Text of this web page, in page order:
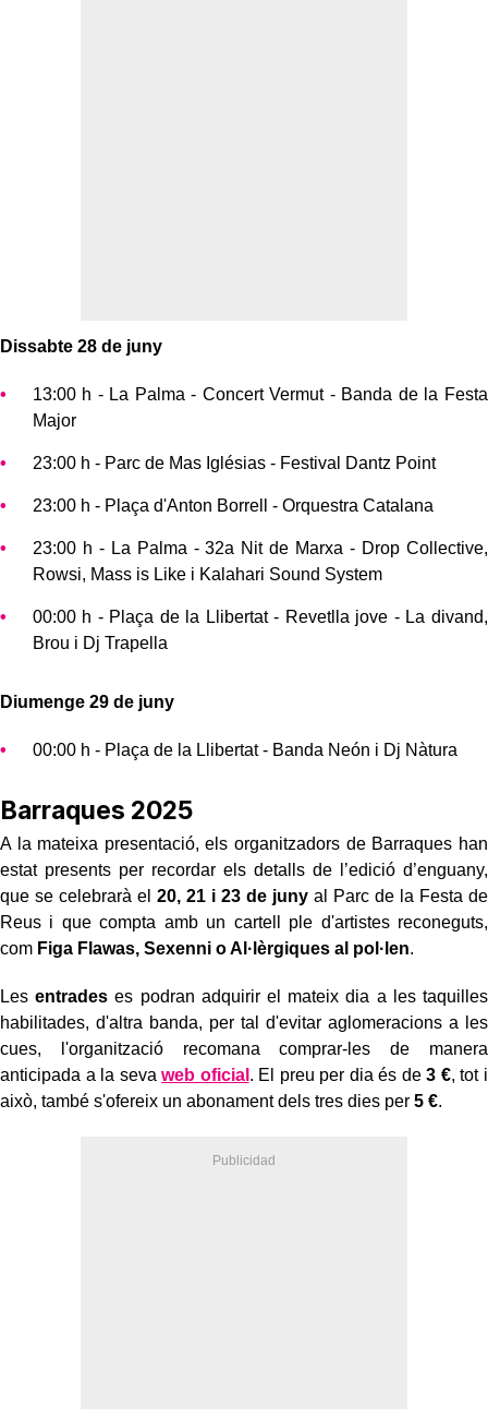
Dissabte 28 de juny
13:00 h - La Palma - Concert Vermut - Banda de la Festa
Major
23:00 h - Parc de Mas Iglésias - Festival Dantz Point
23:00 h - Plaça d'Anton Borrell - Orquestra Catalana
23:00 h - La Palma - 32a Nit de Marxa - Drop Collective,
Rowsi, Mass is Like i Kalahari Sound System
00:00 h - Plaça de la Llibertat - Revetlla jove - La divand,
Brou i Dj Trapella
Diumenge 29 de juny
00:00 h - Plaça de la Llibertat - Banda Neón i Dj Nàtura
Barraques 2025
A la mateixa presentació, els organitzadors de Barraques han
estat presents per recordar els detalls de l’edició d’enguany,
que se celebrarà el 20, 21 i 23 de junyal Parc de la Festa de
Reus i que compta amb un cartell ple d'artistes reconeguts,
com Figa Flawas, Sexenni o Al·lèrgiques al pol·len.
Lesentrades es podran adquirir el mateix dia a les taquilles
habilitades, d'altra banda, per tal d'evitar aglomeracions a les
cues, l'organització recomana comprar-les de manera
anticipada a la sevaweb oficial . El preu per dia és de3 €, tot i
això, també s'ofereix un abonament dels tres dies per 5 €.